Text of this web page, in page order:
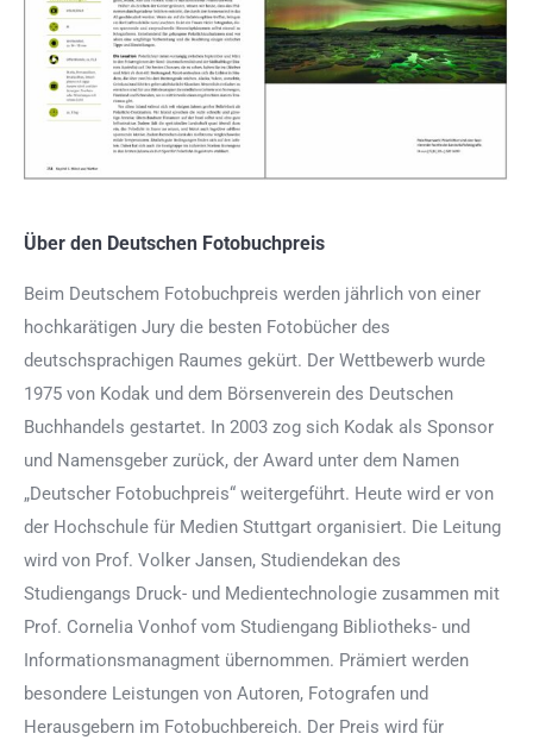
Über den Deutschen Fotobuchpreis
Beim Deutschem Fotobuchpreis werden jährlich von einer
hochkarätigen Jury die besten Fotobücher des
deutschsprachigen Raumes gekürt. Der Wettbewerb wurde
1975 von Kodak und dem Börsenverein des Deutschen
Buchhandels gestartet. In 2003 zog sich Kodak als Sponsor
und Namensgeber zurück, der Award unter dem Namen
„Deutscher Fotobuchpreis“ weitergeführt. Heute wird er von
der Hochschule für Medien Stuttgart organisiert. Die Leitung
wird von Prof. Volker Jansen, Studiendekan des
Studiengangs Druck- und Medientechnologie zusammen mit
Prof. Cornelia Vonhof vom Studiengang Bibliotheks- und
Informationsmanagment übernommen. Prämiert werden
besondere Leistungen von Autoren, Fotografen und
Herausgebern im Fotobuchbereich. Der Preis wird für